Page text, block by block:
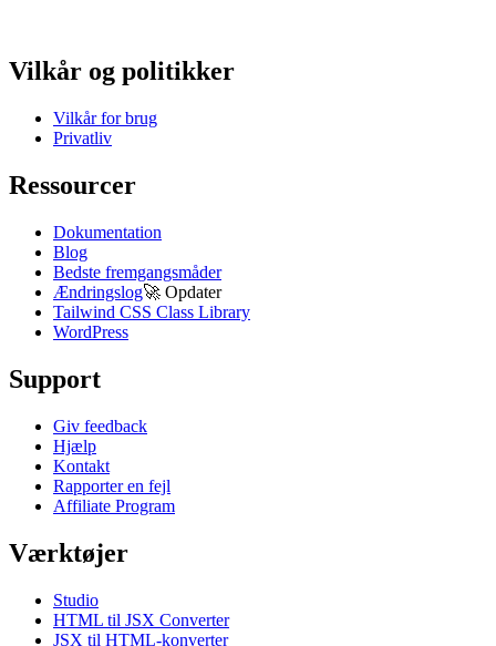
Vilkår og politikker
Vilkår for brug
Privatliv
Ressourcer
Dokumentation
Blog
Bedste fremgangsmåder
Ændringslog🚀 Opdater
Tailwind CSS Class Library
WordPress
Support
Giv feedback
Hjælp
Kontakt
Rapporter en fejl
Affiliate Program
Værktøjer
Studio
HTML til JSX Converter
JSX til HTML-konverter